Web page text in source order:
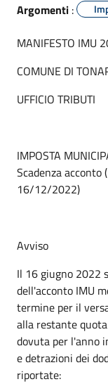
Argomenti :
MANIFESTO IMU
COMUNE DI
UFFICIO TRIBUTI
IMPOSTA
Scadenza
16/12/2022)
Avviso
Il 16 giugno 2022
dell'acconto IMU
termine per il
alla restante
dovuta per l'anno
e detrazioni dei
riportate: